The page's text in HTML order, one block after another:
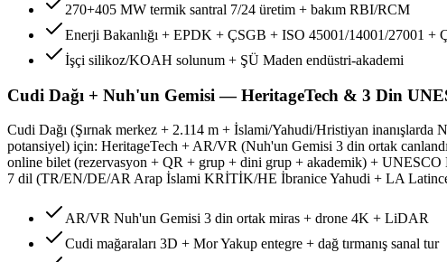
270+405 MW termik santral 7/24 üretim + bakım RBI/RCM
Enerji Bakanlığı + EPDK + ÇSGB + ISO 45001/14001/27001 +
İşçi silikoz/KOAH solunum + ŞÜ Maden endüstri-akademi
Cudi Dağı + Nuh'un Gemisi — HeritageTech & 3 Din
Cudi Dağı (Şırnak merkez + 2.114 m + İslami/Yahudi/Hristiyan
potansiyel) için: HeritageTech + AR/VR (Nuh'un Gemisi 3 din ortak
online bilet (rezervasyon + QR + grup + dini grup + akademik) + UNESCO
7 dil (TR/EN/DE/AR Arap İslami KRİTİK/HE İbranice Yahudi + LA
AR/VR Nuh'un Gemisi 3 din ortak miras + drone 4K + LiDAR
Cudi mağaraları 3D + Mor Yakup entegre + dağ tırmanış sanal tur